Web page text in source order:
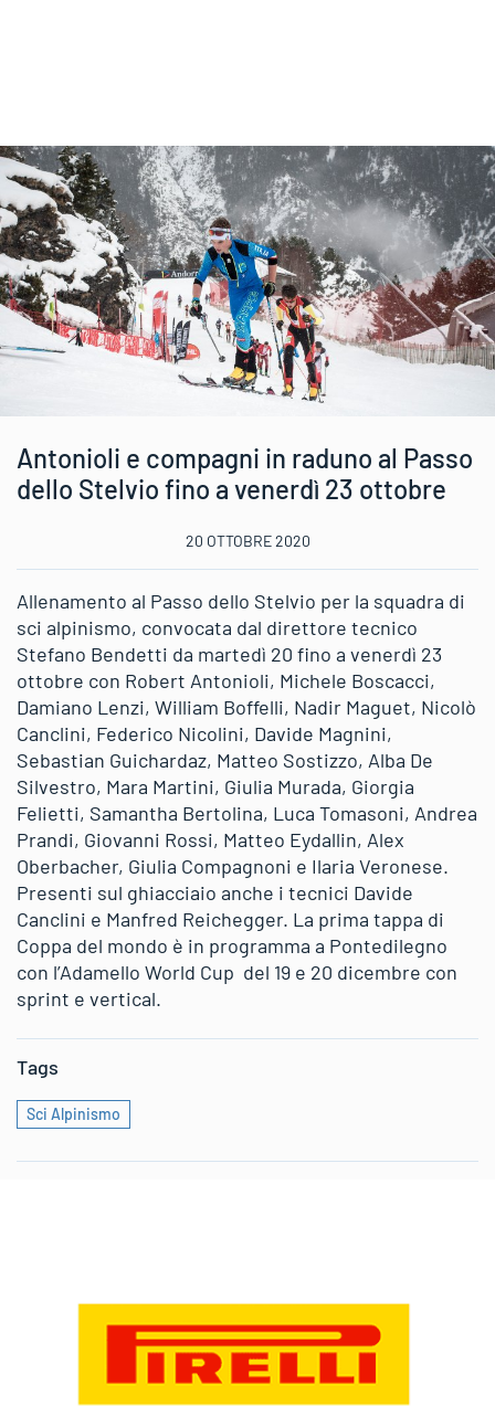
Antonioli e compagni in raduno al Passo
dello Stelvio fino a venerdì 23 ottobre
20 OTTOBRE 2020
Allenamento al Passo dello Stelvio per la squadra di
sci alpinismo, convocata dal direttore tecnico
Stefano Bendetti da martedì 20 fino a venerdì 23
ottobre con Robert Antonioli, Michele Boscacci,
Damiano Lenzi, William Boffelli, Nadir Maguet, Nicolò
Canclini, Federico Nicolini, Davide Magnini,
Sebastian Guichardaz, Matteo Sostizzo, Alba De
Silvestro, Mara Martini, Giulia Murada, Giorgia
Felietti, Samantha Bertolina, Luca Tomasoni, Andrea
Prandi, Giovanni Rossi, Matteo Eydallin, Alex
Oberbacher, Giulia Compagnoni e Ilaria Veronese.
Presenti sul ghiacciaio anche i tecnici Davide
Canclini e Manfred Reichegger. La prima tappa di
Coppa del mondo è in programma a Pontedilegno
con l’Adamello World Cup del 19 e 20 dicembre con
sprint e vertical.
Tags
Sci Alpinismo